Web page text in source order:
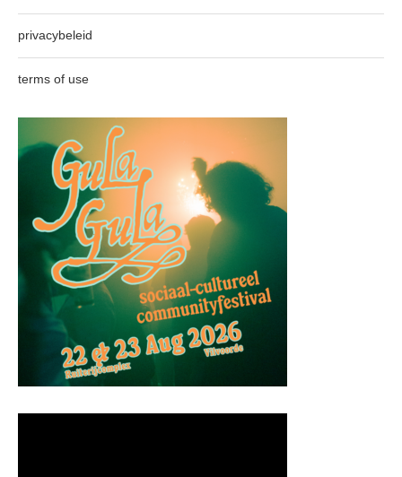
privacybeleid
terms of use